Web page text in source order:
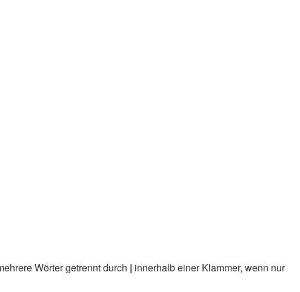
Wörter getrennt durch | innerhalb einer Klammer, wenn nur